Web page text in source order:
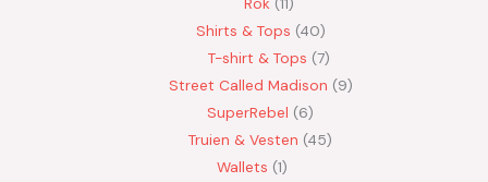
Shirts & Tops 40
T-shirt & Tops 7
Street Called Madison 9
SuperRebel
6
Truien & Vesten 45
Wallets 1